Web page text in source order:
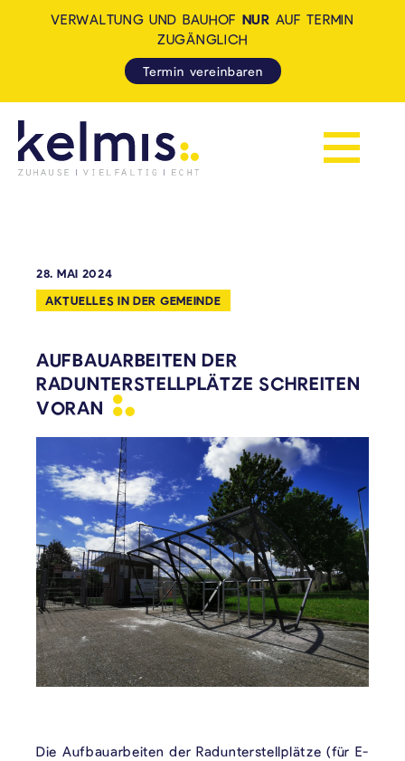
Navigation
VERWALTUNG UND BAUHOF NUR AUF TERMIN
ZUGÄNGLICH
Termin vereinbaren
28. MAI 2024
AKTUELLES IN DER GEMEINDE
AUFBAUARBEITEN DER
RADUNTERSTELLPLÄTZE SCHREITEN
VORAN
Die Aufbauarbeiten der Radunterstellplätze (für E-